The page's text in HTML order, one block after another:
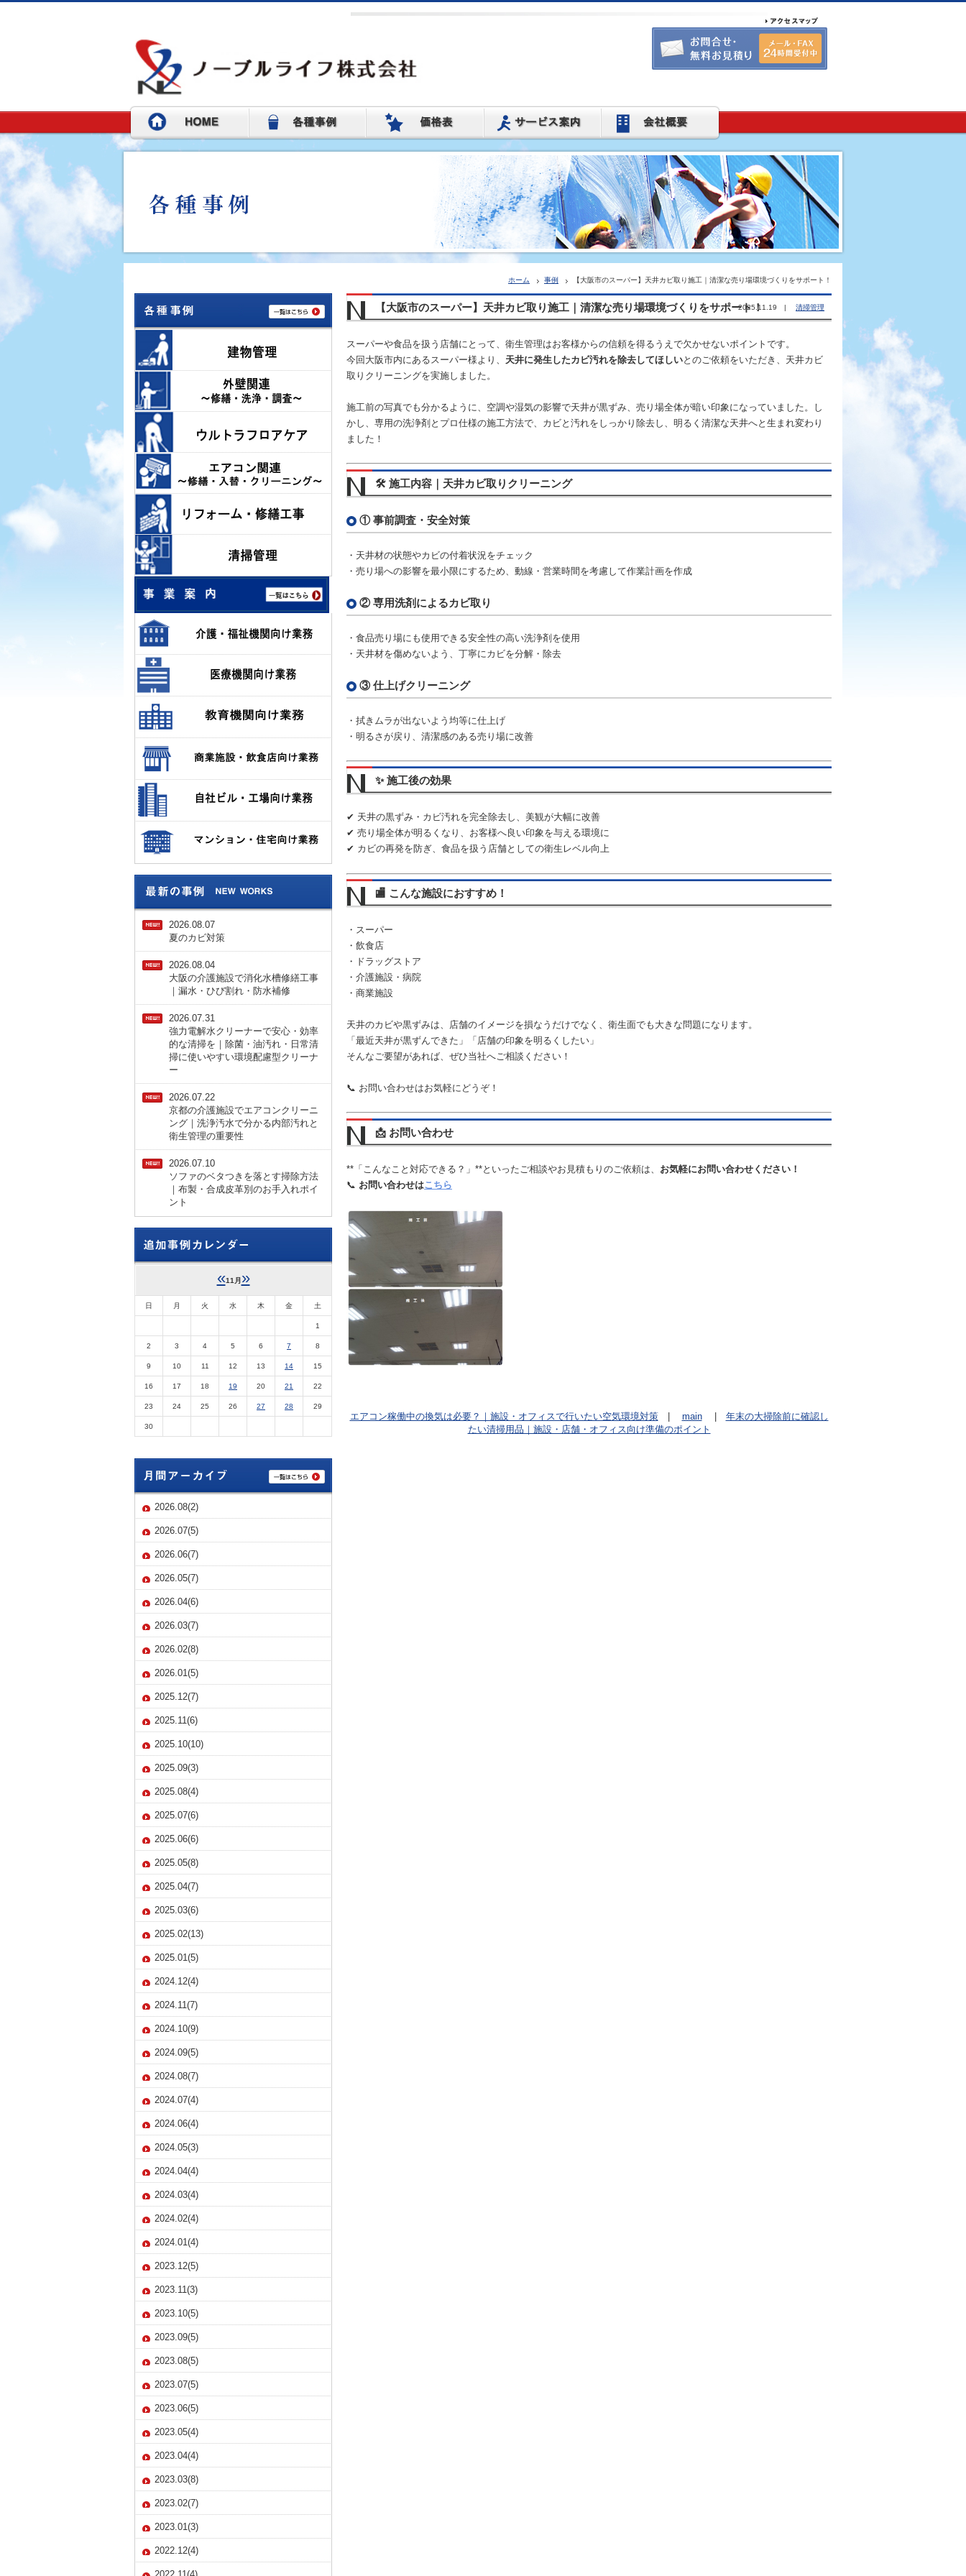
ホーム 事例 【大阪市のスーパー】天井カビ取り施工｜清潔な売り場環境づくりをサポート！
【大阪市のスーパー】天井カビ取り施工｜清潔な売り場環境づくりをサポート！2025.11.19 | 清掃管理
スーパーや食品を扱う店舗にとって、衛生管理はお客様からの信頼を得るうえで欠かせないポイントです。
今回大阪市内にあるスーパー様より、 天井に発生したカビ汚れを除去してほしいとのご依頼をいただき、天井カビ
取りクリーニングを実施しました。
施工前の写真でも分かるように、空調や湿気の影響で天井が黒ずみ、売り場全体が暗い印象になっていました。し
かし、専用の洗浄剤とプロ仕様の施工方法で、カビと汚れをしっかり除去し、明るく清潔な天井へと生まれ変わり
ました！
🛠 施工内容｜天井カビ取りクリーニング
① 事前調査・安全対策
・天井材の状態やカビの付着状況をチェック
・売り場への影響を最小限にするため、動線・営業時間を考慮して作業計画を作成
② 専用洗剤によるカビ取り
・食品売り場にも使用できる安全性の高い洗浄剤を使用
・天井材を傷めないよう、丁寧にカビを分解・除去
③ 仕上げクリーニング
・拭きムラが出ないよう均等に仕上げ
・明るさが戻り、清潔感のある売り場に改善
✨ 施工後の効果
✔ 天井の黒ずみ・カビ汚れを完全除去し、美観が大幅に改善
✔ 売り場全体が明るくなり、お客様へ良い印象を与える環境に
✔ カビの再発を防ぎ、食品を扱う店舗としての衛生レベル向上
🏬 こんな施設におすすめ！
・スーパー
・飲食店
・ドラッグストア
・介護施設・病院
・商業施設
天井のカビや黒ずみは、店舗のイメージを損なうだけでなく、衛生面でも大きな問題になります。
「最近天井が黒ずんできた」「店舗の印象を明るくしたい」
そんなご要望があれば、ぜひ当社へご相談ください！
📞 お問い合わせはお気軽にどうぞ！
📩 お問い合わせ
**「こんなこと対応できる？」**といったご相談やお見積もりのご依頼は、 お気軽にお問い合わせください！
📞 お問い合わせはこちら
エアコン稼働中の換気は必要？｜施設・オフィスで行いたい空気環境対策| main| 年末の大掃除前に確認し
たい清掃用品｜施設・店舗・オフィス向け準備のポイント
2026.08.07
夏のカビ対策
2026.08.04
大阪の介護施設で消化水槽修繕工事
｜漏水・ひび割れ・防水補修
2026.07.31
強力電解水クリーナーで安心・効率
的な清掃を｜除菌・油汚れ・日常清
掃に使いやすい環境配慮型クリーナ
ー
2026.07.22
京都の介護施設でエアコンクリーニ
ング｜洗浄汚水で分かる内部汚れと
衛生管理の重要性
2026.07.10
ソファのベタつきを落とす掃除方法
｜布製・合成皮革別のお手入れポイ
ント
«11月 »
日 月 火 水 木 金 土
1
2 3 4 5 6 7 8
9 10 11 12 13 14 15
16 17 18 19 20 21 22
23 24 25 26 27 28 29
30
2026.08(2)
2026.07(5)
2026.06(7)
2026.05(7)
2026.04(6)
2026.03(7)
2026.02(8)
2026.01(5)
2025.12(7)
2025.11(6)
2025.10(10)
2025.09(3)
2025.08(4)
2025.07(6)
2025.06(6)
2025.05(8)
2025.04(7)
2025.03(6)
2025.02(13)
2025.01(5)
2024.12(4)
2024.11(7)
2024.10(9)
2024.09(5)
2024.08(7)
2024.07(4)
2024.06(4)
2024.05(3)
2024.04(4)
2024.03(4)
2024.02(4)
2024.01(4)
2023.12(5)
2023.11(3)
2023.10(5)
2023.09(5)
2023.08(5)
2023.07(5)
2023.06(5)
2023.05(4)
2023.04(4)
2023.03(8)
2023.02(7)
2023.01(3)
2022.12(4)